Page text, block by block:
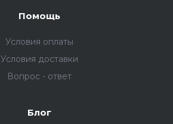
Помощь
Условия оплаты
Условия доставки
Вопрос - ответ
Блог